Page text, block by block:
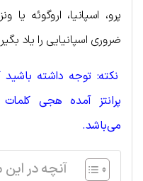
پرو، اسپانیا، اروگوئه یا
ضروری اسپانیایی را یاد
نکته: توجه داشته
پرانتز آمده هجی
می‌باشد.
آنچه در